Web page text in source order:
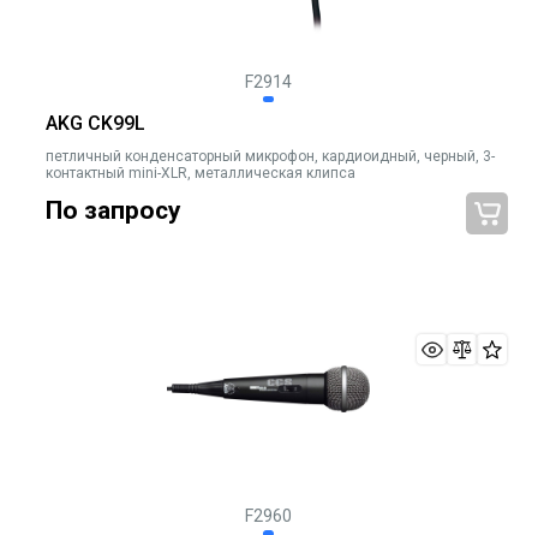
F2914
AKG CK99L
петличный конденсаторный микрофон, кардиоидный, черный, 3-
контактный mini-XLR, металлическая клипса
По запросу
F2960